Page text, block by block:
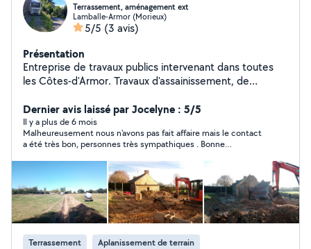
Terrassement, aménagement ext
Lamballe-Armor (Morieux)
5/5 (3 avis)
Présentation
Entreprise de travaux publics intervenant dans toutes
les Côtes-d'Armor. Travaux d'assainissement, de
divers.
Dernier avis laissé par Jocelyne : 5/5
Il y a plus de 6 mois
Malheureusement nous n'avons pas fait affaire mais le contact
a été très bon, personnes très sympathiques . Bonne
Terrassement Aplanissement de terrain